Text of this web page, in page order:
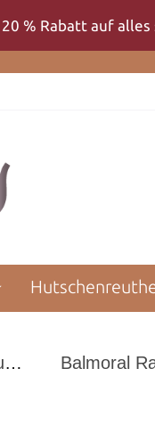
% Rabatt auf
Balmoral Deutsche Blume Bunt